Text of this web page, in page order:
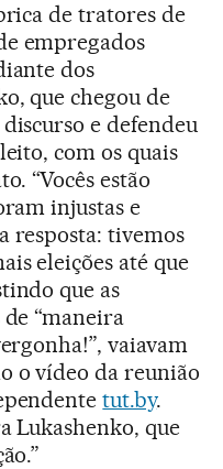
de tratores de
empregados
dos
que chegou de
e defendeu
com os quais
“Vocês estão
injustas e
resposta: tivemos
eleições até que
que as
“maneira
vaiavam
o vídeo da reunião
tut.by.
Lukashenko, que